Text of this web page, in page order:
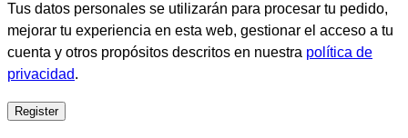
Tus datos personales se utilizarán para procesar tu pedido,
mejorar tu experiencia en esta web, gestionar el acceso a tu
cuenta y otros propósitos descritos en nuestra política de
privacidad.